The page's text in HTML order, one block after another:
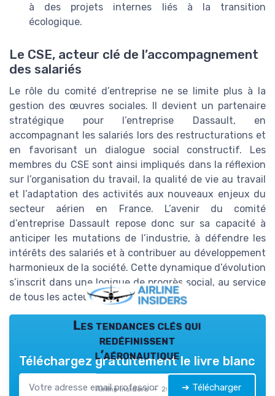
à des projets internes liés à la transition
écologique.
Le CSE, acteur clé de l’accompagnement
des salariés
Le rôle du comité d’entreprise ne se limite plus à la
gestion des œuvres sociales. Il devient un partenaire
stratégique pour l’entreprise Dassault, en
accompagnant les salariés lors des restructurations et
en favorisant un dialogue social constructif. Les
membres du CSE sont ainsi impliqués dans la réflexion
sur l’organisation du travail, la qualité de vie au travail
et l’adaptation des activités aux nouveaux enjeux du
secteur aérien en France. L’avenir du comité
d’entreprise Dassault repose donc sur sa capacité à
anticiper les mutations de l’industrie, à défendre les
intérêts des salariés et à contribuer au développement
harmonieux de la société. Cette dynamique d’évolution
s’inscrit dans une logique de progrès social, au service
de tous les acteurs de l’entreprise.
Les tendances clés qui
redéfinissent
l’aéronautique
Airline Insiders — 2026
Téléchargez gratuitement le livre blanc
➔ Télécharger